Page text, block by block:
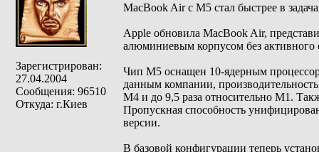
Зарегистрирован:
27.04.2004
Сообщения: 96510
Откуда: г.Киев
MacBook Air с M5 стал быстрее в
Apple обновила MacBook Air,
алюминиевым корпусом без
Чип M5 оснащен 10-ядерным
данным компании,
M4 и до 9,5 раза относительно M1.
Пропускная способность
версии.
В базовой конфигурации теперь